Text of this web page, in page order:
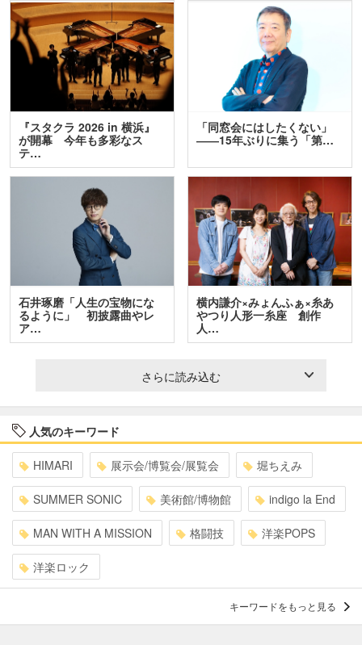
『スタクラ 2026 in 横浜』
が開幕 今年も多彩なス
テ…
「同窓会にはしたくない」
――15年ぶりに集う「第…
石井琢磨「人生の宝物にな
るように」 初披露曲やレ
ア…
横内謙介×みょんふぁ×糸あ
やつり人形一糸座 創作
人…
さらに読み込む
人気のキーワード
HIMARI 展示会/博覧会/展覧会 堀ちえみ
SUMMER SONIC 美術館/博物館 indigo la End
MAN WITH A MISSION 格闘技 洋楽POPS
洋楽ロック
キーワードをもっと見る